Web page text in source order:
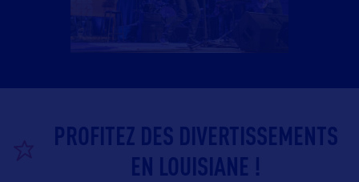
PROFITEZ DES DIVERTISSEMENTS
EN LOUISIANE !